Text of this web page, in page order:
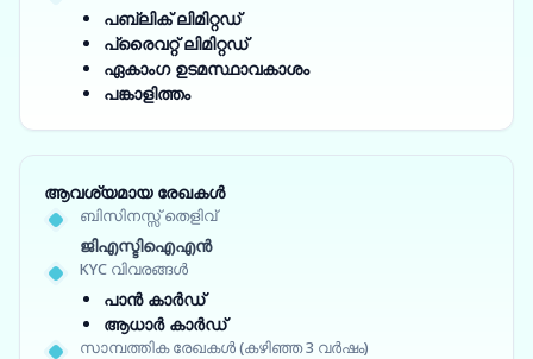
പബ്ലിക് ലിമിറ്റഡ്
പ്രൈവറ്റ് ലിമിറ്റഡ്
ഏകാംഗ ഉടമസ്ഥാവകാശം
പങ്കാളിത്തം
ആവശ്യമായ രേഖകൾ
ബിസിനസ്സ് തെളിവ്
ജിഎസ്ടിഐഎൻ
KYC വിവരങ്ങൾ
പാൻ കാർഡ്
ആധാർ കാർഡ്
സാമ്പത്തിക രേഖകൾ (കഴിഞ്ഞ 3 വർഷം)